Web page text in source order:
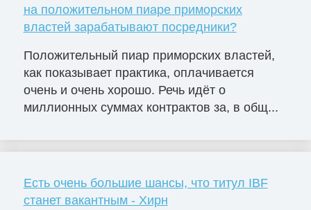
на положительном пиаре приморских
властей зарабатывают посредники?
Положительный пиар приморских властей,
как показывает практика, оплачивается
очень и очень хорошо. Речь идёт о
миллионных суммах контрактов за, в общ...
Есть очень большие шансы, что титул IBF
станет вакантным - Хирн